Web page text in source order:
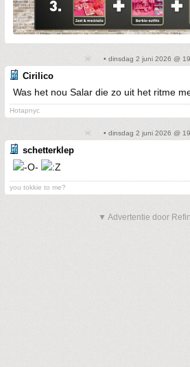
• dinsdag 2 juni 2026 @
Cirilico
Was het nou Salar die zo uit het ritme
Hotapnyc
• dinsdag 2 juni 2026 @
schetterklep
you tokkie to me?
▼ Advertentie door